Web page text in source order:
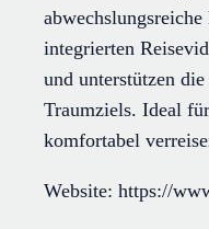
integrierten
und unterstützen
Traumziels. Ideal
komfortabel
Website: https://